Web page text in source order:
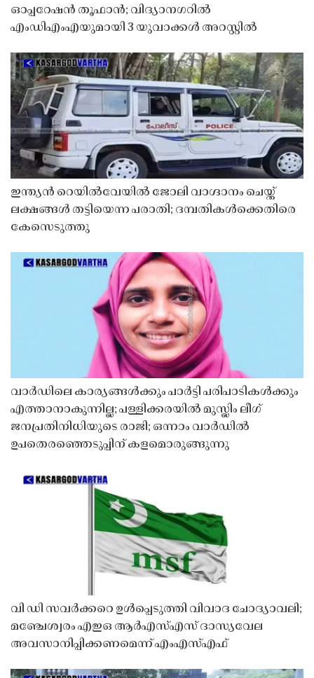
ഓപ്പറേഷൻ തൂഫാൻ; വിദ്യാനഗറിൽ
എംഡിഎംഎയുമായി 3 യുവാക്കൾ അറസ്റ്റിൽ
ഇന്ത്യൻ റെയിൽവേയിൽ ജോലി വാഗ്ദാനം ചെയ്ത്
ലക്ഷങ്ങൾ തട്ടിയെന്ന പരാതി; ദമ്പതികൾക്കെതിരെ
കേസെടുത്തു
വാർഡിലെ കാര്യങ്ങൾക്കും പാർട്ടി പരിപാടികൾക്കും
എത്താനാകുന്നില്ല; പള്ളിക്കരയിൽ മുസ്ലിം ലീഗ്
ജനപ്രതിനിധിയുടെ രാജി; ഒന്നാം വാർഡിൽ
ഉപതെരഞ്ഞെടുപ്പിന് കളമൊരുങ്ങുന്നു
വി ഡി സവർക്കറെ ഉൾപ്പെടുത്തി വിവാദ ചോദ്യാവലി;
മഞ്ചേശ്വരം എഇഒ ആർഎസ്എസ് ദാസ്യവേല
അവസാനിപ്പിക്കണമെന്ന് എംഎസ്എഫ്